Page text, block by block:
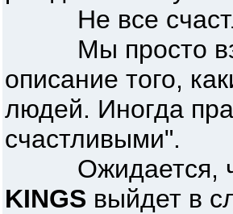
Не все
Мы просто
описание того,
людей. Иногда
счастливыми".
Ожидается,
KINGS выйдет в